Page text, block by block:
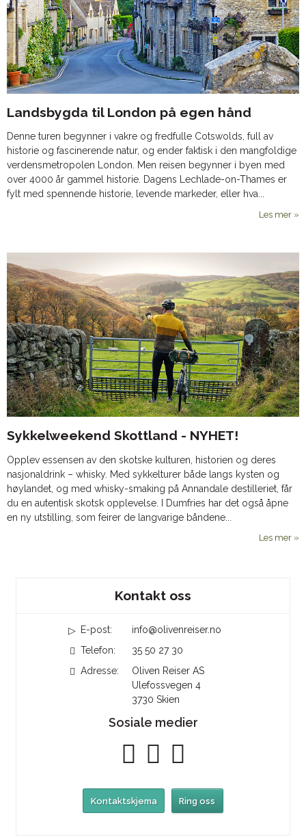
Landsbygda til London på egen hånd
Denne turen begynner i vakre og fredfulle Cotswolds, full av
historie og fascinerende natur, og ender faktisk i den mangfoldige
verdensmetropolen London. Men reisen begynner i byen med
over 4000 år gammel historie. Dagens Lechlade-on-Thames er
fylt med spennende historie, levende markeder, eller hva...
Les mer
Sykkelweekend Skottland - NYHET!
Opplev essensen av den skotske kulturen, historien og deres
nasjonaldrink – whisky. Med sykkelturer både langs kysten og
høylandet, og med whisky-smaking på Annandale destilleriet, får
du en autentisk skotsk opplevelse. I Dumfries har det også åpne
en ny utstilling, som feirer de langvarige båndene...
Les mer
Sosiale medier
Kontakt oss
E-post:
info@olivenreiser.no
Telefon:
35 50 27 30
Adresse:
Oliven Reiser AS
Ulefossvegen 4
3730 Skien
Sosiale medier
Kontaktskjema Ring oss